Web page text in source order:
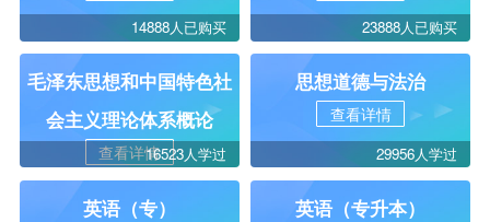
14888人已购买 23888人已购买
毛泽东思想和中国特色社
会主义理论体系概论
查看详情16523人学过
思想道德与法治
查看详情
29956人学过
英语（专） 英语（专升本）